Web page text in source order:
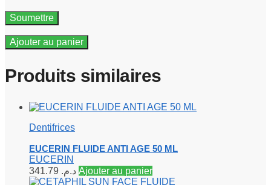
Ajouter au panier
Produits similaires
Dentifrices
EUCERIN FLUIDE ANTI AGE 50 ML
EUCERIN
د.م. Ajouter au panier